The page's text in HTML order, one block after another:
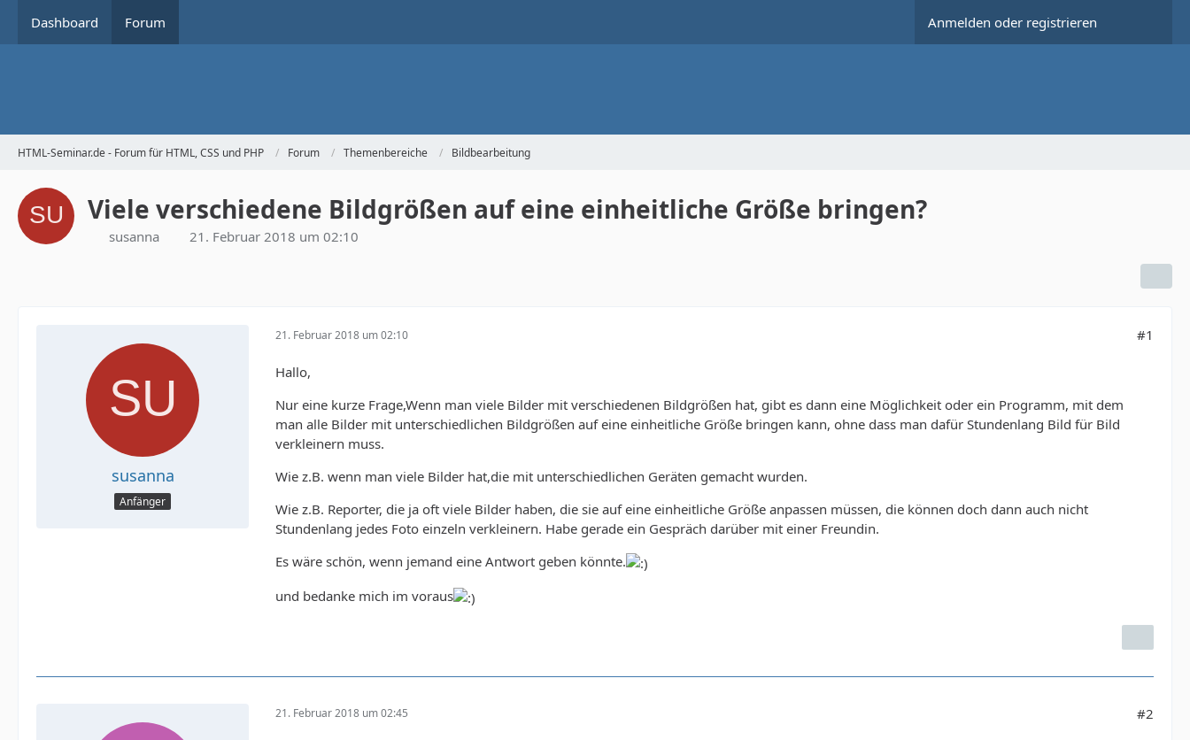
Dashboard Forum Anmelden oder registrieren
HTML-Seminar.de - Forum für HTML, CSS und PHP Forum Themenbereiche Bildbearbeitung
Viele verschiedene Bildgrößen auf eine einheitliche Größe bringen?
susanna 21. Februar 2018 um 02:10
susanna
Anfänger
21. Februar 2018 um 02:10 #1
Hallo,
Nur eine kurze Frage,Wenn man viele Bilder mit verschiedenen Bildgrößen hat, gibt es dann eine Möglichkeit oder ein Programm, mit dem
man alle Bilder mit unterschiedlichen Bildgrößen auf eine einheitliche Größe bringen kann, ohne dass man dafür Stundenlang Bild für Bild
verkleinern muss.
Wie z.B. wenn man viele Bilder hat,die mit unterschiedlichen Geräten gemacht wurden.
Wie z.B. Reporter, die ja oft viele Bilder haben, die sie auf eine einheitliche Größe anpassen müssen, die können doch dann auch nicht
Stundenlang jedes Foto einzeln verkleinern. Habe gerade ein Gespräch darüber mit einer Freundin.
Es wäre schön, wenn jemand eine Antwort geben könnte.
und bedanke mich im voraus
21. Februar 2018 um 02:45 #2